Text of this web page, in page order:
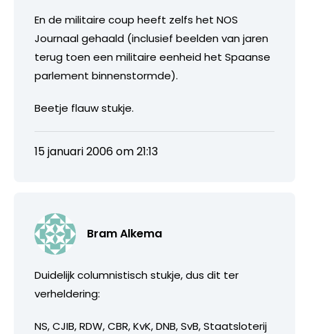
En de militaire coup heeft zelfs het NOS
Journaal gehaald (inclusief beelden van jaren
terug toen een militaire eenheid het Spaanse
parlement binnenstormde).
Beetje flauw stukje.
15 januari 2006 om 21:13
Bram Alkema
Duidelijk columnistisch stukje, dus dit ter
verheldering:
NS, CJIB, RDW, CBR, KvK, DNB, SvB, Staatsloterij